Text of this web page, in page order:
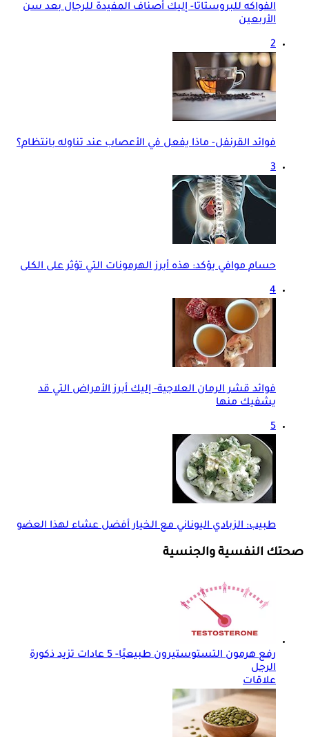
الفواكه للبروستاتا- إليك أصناف المفيدة للرجال بعد سن
الأربعين
2
فوائد القرنفل- ماذا يفعل في الأعصاب عند تناوله بانتظام؟
3
حسام موافي يؤكد: هذه أبرز الهرمونات التي تؤثر على الكلى
4
فوائد قشر الرمان العلاجية- إليك أبرز الأمراض التي قد
يشفيك منها
5
طبيب: الزبادي اليوناني مع الخيار أفضل عشاء لهذا العضو
صحتك النفسية والجنسية
رفع هرمون التستوستيرون طبيعيًا- 5 عادات تزيد ذكورة
الرجل
علاقات